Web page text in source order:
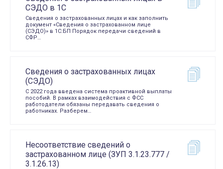
СЭДО в 1С
Сведения о застрахованных лицах и как заполнить
документ «Сведения о застрахованном лице
(СЭДО)» в 1С:БП Порядок передачи сведений в
СФР…
Сведения о застрахованных лицах
(СЭДО)
С 2022 года введена система проактивной выплаты
пособий. В рамках взаимодействия с ФСС
работодатели обязаны передавать сведения о
работниках. Разберем…
Несоответствие сведений о
застрахованном лице (ЗУП 3.1.23.777 /
3.1.26.13)